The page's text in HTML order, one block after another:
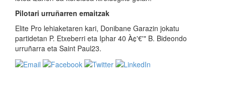
Pilotari urruñarren emaitzak
Elite Pro lehiaketaren kari, Donibane Garazin jokatu
partidetan P. Etxeberri eta Iphar 40 À¢'€'" B. Bideondo
urruñarra eta Saint Paul23.